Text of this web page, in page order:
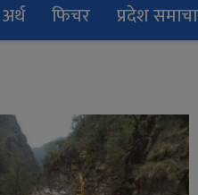
अर्थ फिचर प्रदेश